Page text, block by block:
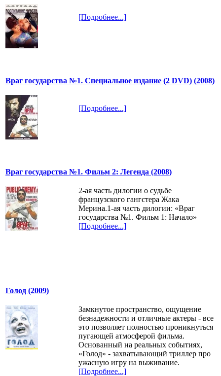
[Подробнее...]
Враг государства №1. Специальное издание (2 DVD) (2008)
[Подробнее...]
Враг государства №1. Фильм 2: Легенда (2008)
2-ая часть дилогии о судьбе
французского гангстера Жака
Мерина.1-ая часть дилогии: «Враг
государства №1. Фильм 1: Начало»
[Подробнее...]
Голод (2009)
Замкнутое пространство, ощущение
безнадежности и отличные актеры - все
это позволяет полностью проникнуться
пугающей атмосферой фильма.
Основанный на реальных событиях,
«Голод» - захватывающий триллер про
ужасную игру на выживание.
[Подробнее...]